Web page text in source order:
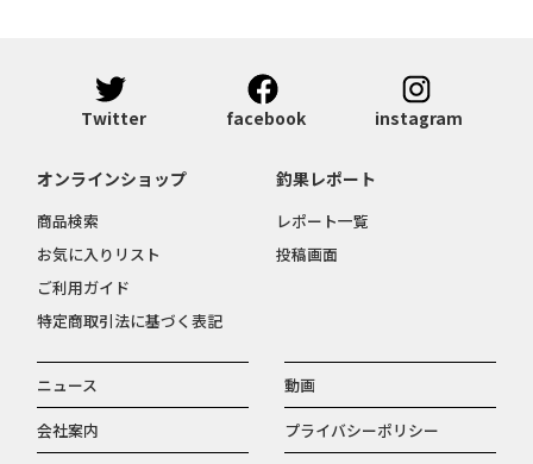
Twitter facebook instagram
ニュース
動画
会社案内
プライバシーポリシー
オンラインショップ
商品検索
お気に入りリスト
ご利用ガイド
特定商取引法に基づく表記
釣果レポート
レポート一覧
投稿画面